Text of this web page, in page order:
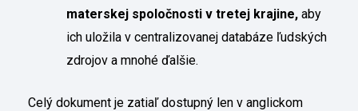
materskej spoločnosti v tretej krajine, aby
ich uložila v centralizovanej databáze ľudských
zdrojov a mnohé ďalšie.
Celý dokument je zatiaľ dostupný len v anglickom